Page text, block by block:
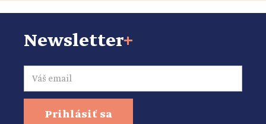
Newsletter+
Email
Prihlásiť sa